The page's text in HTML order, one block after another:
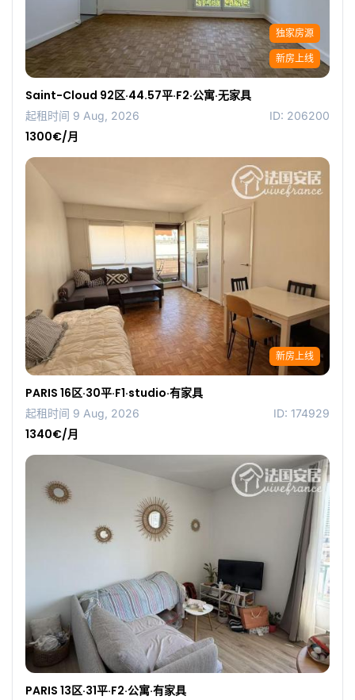
独家房源
新房上线
Saint-Cloud 92区·44.57平·F2·公寓·无家具
起租时间 9 Aug, 2026 ID: 206200
1300€/月
新房上线
PARIS 16区·30平·F1·studio·有家具
起租时间 9 Aug, 2026 ID: 174929
1340€/月
PARIS 13区·31平·F2·公寓·有家具